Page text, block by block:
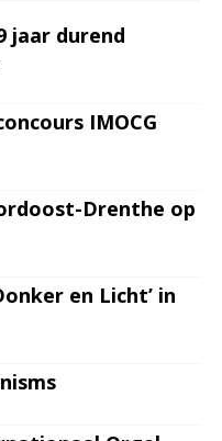
jaar durend
IMOCG
Drenthe op
en Licht’ in